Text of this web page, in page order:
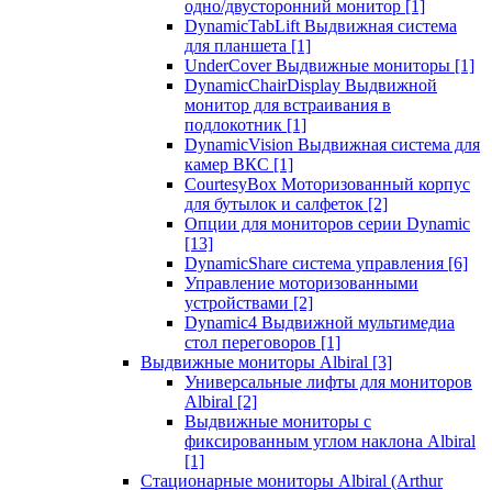
одно/двусторонний монитор [1]
DynamicTabLift Выдвижная система
для планшета [1]
UnderCover Выдвижные мониторы [1]
DynamicChairDisplay Выдвижной
монитор для встраивания в
подлокотник [1]
DynamicVision Выдвижная система для
камер ВКС [1]
CourtesyBox Моторизованный корпус
для бутылок и салфеток [2]
Опции для мониторов серии Dynamic
[13]
DynamicShare система управления [6]
Управление моторизованными
устройствами [2]
Dynamic4 Выдвижной мультимедиа
стол переговоров [1]
Выдвижные мониторы Albiral [3]
Универсальные лифты для мониторов
Albiral [2]
Выдвижные мониторы с
фиксированным углом наклона Albiral
[1]
Стационарные мониторы Albiral (Arthur